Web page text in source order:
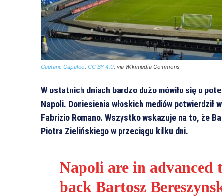
Gaetano Capaldo CC BY 4.0 , via Wikimedia Commons
W ostatnich dniach bardzo dużo mówiło się o
Napoli. Doniesienia włoskich mediów potwierdził
Fabrizio Romano. Wszystko wskazuje na to, że
Piotra Zielińskiego w przeciągu kilku dni.
Napoli are in advanced
back Bartosz